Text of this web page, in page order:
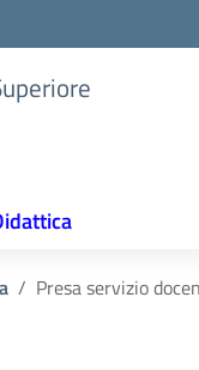
Presa servizio